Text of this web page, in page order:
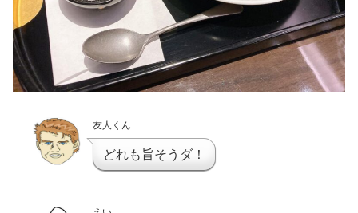
友人くん
どれも旨そうダ！